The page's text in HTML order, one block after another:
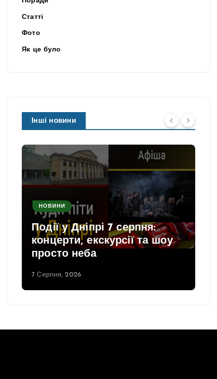
Статті
Фото
Як це було
Інші новини
НОВИНИ
Події у Дніпрі 7 серпня:
концерти, екскурсії та шоу
просто неба
7 Серпня, 2026